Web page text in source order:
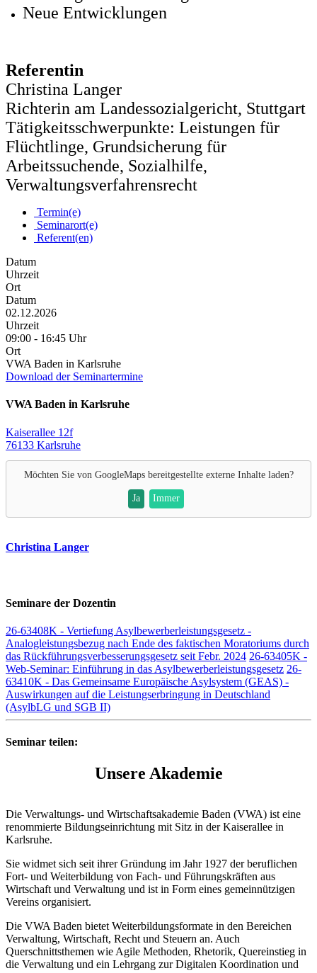
Neue Entwicklungen
Referentin
Christina Langer
Richterin am Landessozialgericht, Stuttgart
Tätigkeitsschwerpunkte: Leistungen für
Flüchtlinge, Grundsicherung für
Arbeitssuchende, Sozialhilfe,
Verwaltungsverfahrensrecht
Termin(e)
Seminarort(e)
Referent(en)
Datum
Uhrzeit
Ort
Datum
02.12.2026
Uhrzeit
09:00 - 16:45 Uhr
Ort
VWA Baden in Karlsruhe
Download der Seminartermine
VWA Baden in Karlsruhe
Kaiserallee 12f
76133 Karlsruhe
Möchten Sie von GoogleMapsbereitgestellte externe Inhalte laden?
Ja Immer
Christina Langer
Seminare der Dozentin
26-63408K - Vertiefung Asylbewerberleistungsgesetz -
Analogleistungsbezug nach Ende des faktischen Moratoriums durch
das Rückführungsverbesserungsgesetz seit Febr. 2024 26-63405K -
Web-Seminar: Einführung in das Asylbewerberleistungsgesetz 26-
63410K - Das Gemeinsame Europäische Asylsystem (GEAS) -
Auswirkungen auf die Leistungserbringung in Deutschland
(AsylbLG und SGB II)
Seminar teilen:
Unsere Akademie
Die Verwaltungs- und Wirtschaftsakademie Baden (VWA) ist eine
renommierte Bildungseinrichtung mit Sitz in der Kaiserallee in
Karlsruhe.
Sie widmet sich seit ihrer Gründung im Jahr 1927 der beruflichen
Fort- und Weiterbildung von Fach- und Führungskräften aus
Wirtschaft und Verwaltung und ist in Form eines gemeinnützigen
Vereins organisiert.
Die VWA Baden bietet Weiterbildungsformate in den Bereichen
Verwaltung, Wirtschaft, Recht und Steuern an. Auch
Querschnittsthemen wie Agile Methoden, Rhetorik, Quereinstieg in
die Verwaltung und ein Lehrgang zur Digitalen Koordination und